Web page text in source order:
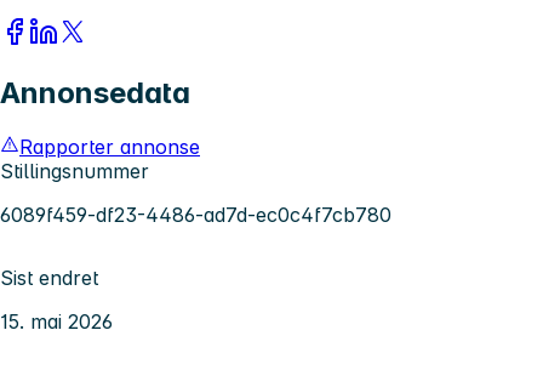
Annonsedata
Rapporter annonse
Stillingsnummer
6089f459-df23-4486-ad7d-ec0c4f7cb780
Sist endret
15. mai 2026